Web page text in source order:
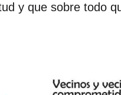
y que sobre todo